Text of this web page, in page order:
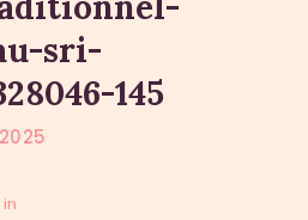
sri-
145